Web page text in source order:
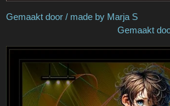
Gemaakt door /
Gemaakt door /